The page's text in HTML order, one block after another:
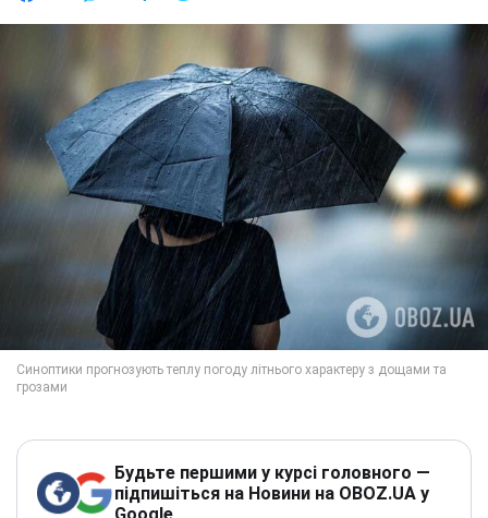
Будьте першими у курсі головного —
підпишіться на Новини на OBOZ.UA у
Google